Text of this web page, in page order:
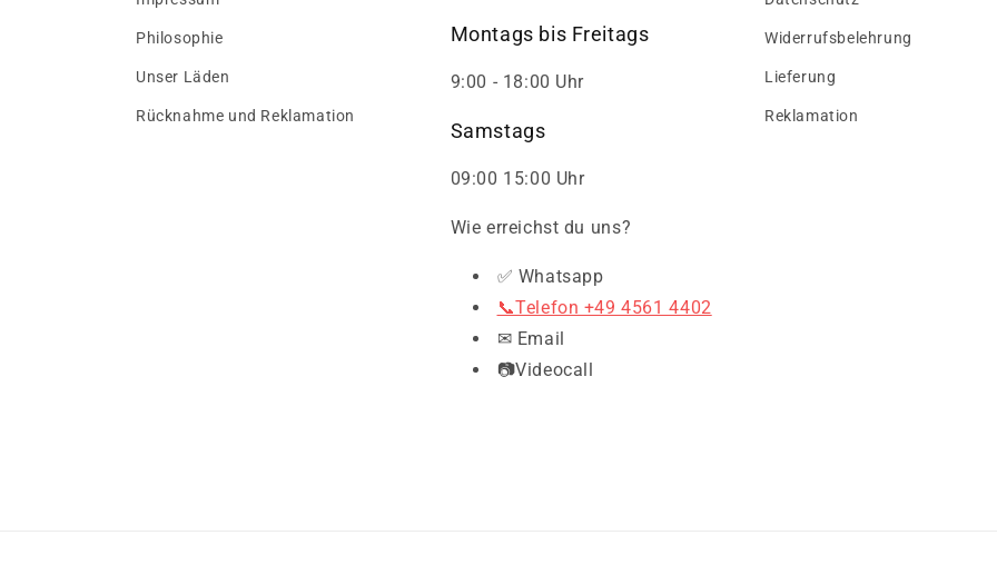
Philosophie
Unser Läden
Rücknahme und Reklamation
Montags bis Freitags
9:00 - 18:00 Uhr
Samstags
09:00 15:00 Uhr
Wie erreichst du uns?
✅ Whatsapp
📞Telefon +49 4561 4402
✉ Email
📷Videocall
Widerrufsbelehrung
Lieferung
Reklamation